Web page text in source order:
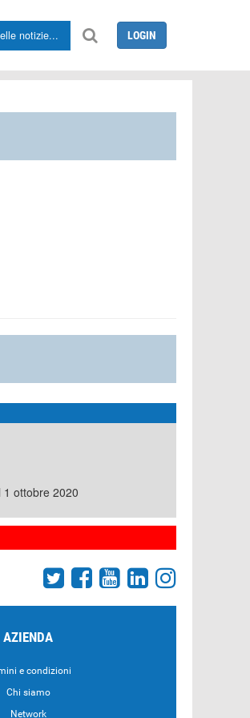
LOGIN
ottobre 2020
AZIENDA
e condizioni
Chi siamo
Network